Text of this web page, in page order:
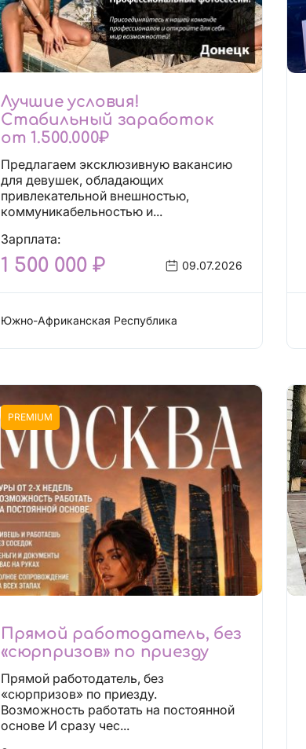
Лучшие условия!
Стабильный заработок
от 1.500.000₽
Предлагаем эксклюзивную вакансию
для девушек, обладающих
привлекательной внешностью,
коммуникабельностью и...
Зарплата:
1 500 000 ₽ 09.07.2026
Южно-Африканская Республика
PREMIUM
Прямой работодатель, без
«сюрпризов» по приезду
Прямой работодатель, без
«сюрпризов» по приезду.
Возможность работать на постоянной
основе И сразу чес...